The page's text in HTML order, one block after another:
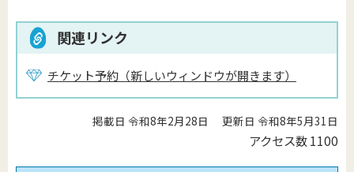
関連リンク
チケット予約（新しいウィンドウが開きます）
掲載日 令和8年2月28日 更新日 令和8年5月31日
アクセス数1100